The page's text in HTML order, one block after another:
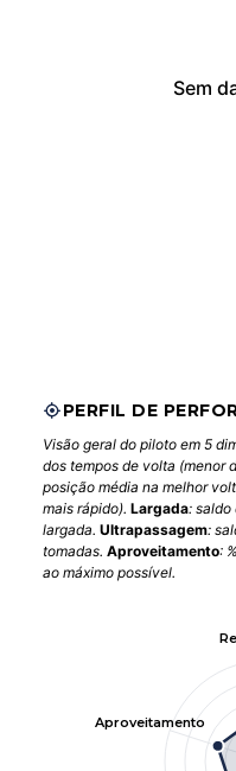
Sem
PERFIL DE
Visão geral do piloto em 5
dos tempos de volta (menor
posição média na melhor
mais rápido). Largada: saldo
largada. Ultrapassagem:
tomadas. Aproveitamento:
ao máximo possível.
Aproveitamento